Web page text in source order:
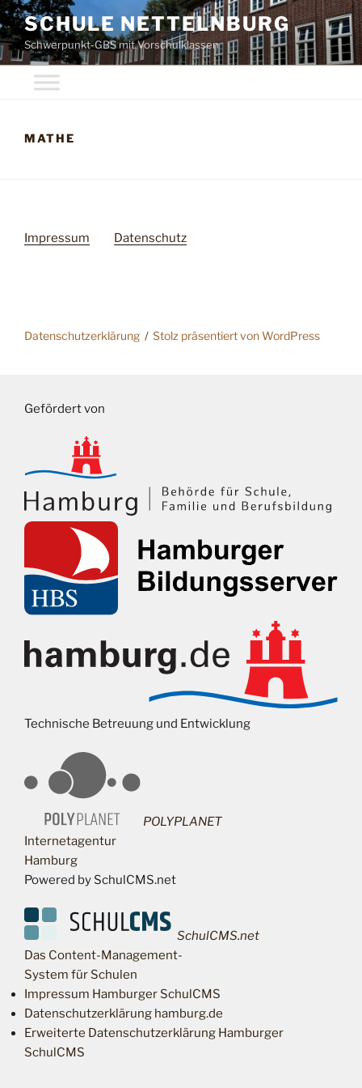
Zum
Inhalt
springen
SCHULE NETTELNBURG
Schwerpunkt-GBS mit Vorschulklassen
MATHE
Impressum Datenschutz
Datenschutzerklärung Stolz präsentiert von WordPress
Gefördert von
Technische Betreuung und Entwicklung
POLYPLANET
Internetagentur
Hamburg
Powered by SchulCMS.net
SchulCMS.net
Das Content-Management-
System für Schulen
Impressum Hamburger SchulCMS
Datenschutzerklärung hamburg.de
Erweiterte Datenschutzerklärung Hamburger
SchulCMS